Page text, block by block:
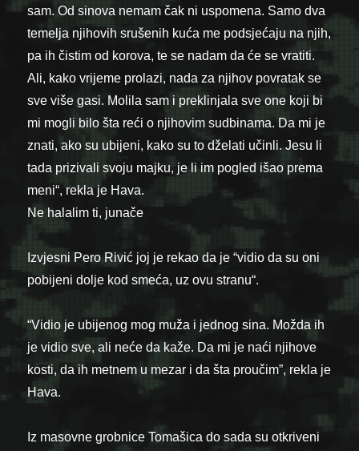
sam. Od sinova nemam čak ni uspomena. Samo dva
temelja njihovih srušenih kuća me podsjećaju na njih,
pa ih čistim od korova, te se nadam da će se vratiti.
Ali, kako vrijeme prolazi, nada za njihov povratak se
sve više gasi. Molila sam i preklinjala sve one koji bi
mi mogli bilo šta reći o njihovim sudbinama. Da mi je
znati, ako su ubijeni, kako su to dželati učinli. Jesu li
tada prizivali svoju majku, je li im pogled išao prema
meni“, rekla je Hava.
Ne halalim ti, junače
Izvjesni Pero Rivić joj je rekao da je “vidio da su oni
pobijeni dolje kod smeća, uz ovu stranu“.
“Vidio je ubijenog mog muža i jednog sina. Možda ih
je vidio sve, ali neće da kaže. Da mi je naći njihove
kosti, da ih metnem u mezar i da šta proučim”, rekla je
Hava.
Iz masovne grobnice Tomašica do sada su otkriveni